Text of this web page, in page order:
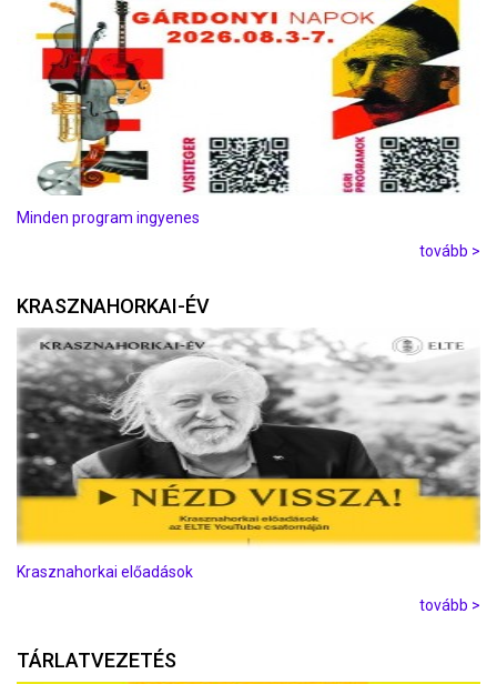
Minden program ingyenes
tovább >
KRASZNAHORKAI-ÉV
Krasznahorkai előadások
tovább >
TÁRLATVEZETÉS